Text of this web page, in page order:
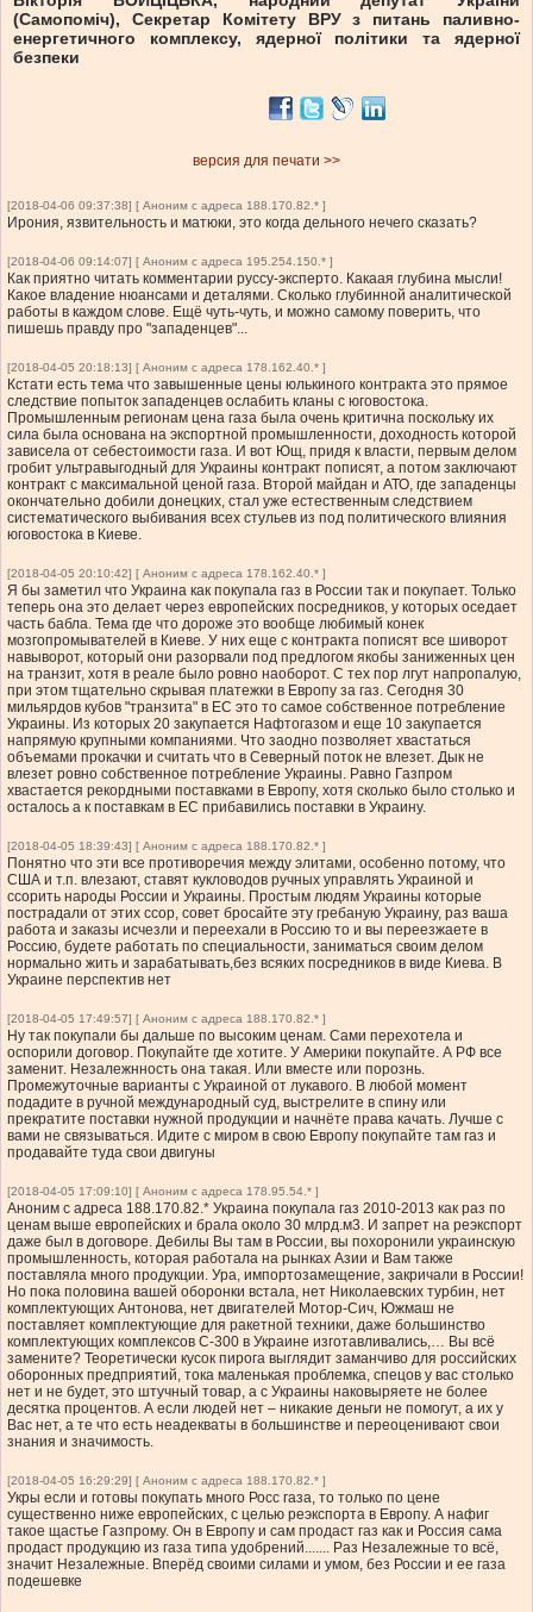
(Самопоміч), Секретар Комітету ВРУ з питань паливно-
енергетичного комплексу, ядерної політики та ядерної
безпеки
версия для печати >>
[2018-04-06 09:37:38] [ Аноним с адреса 188.170.82.* ]
Ирония, язвительность и матюки, это когда дельного нечего сказать?
[2018-04-06 09:14:07] [ Аноним с адреса 195.254.150.* ]
Как приятно читать комментарии руссу-эксперто. Какаая глубина мысли!
Какое владение нюансами и деталями. Сколько глубинной аналитической
работы в каждом слове. Ещё чуть-чуть, и можно самому поверить, что
пишешь правду про "западенцев"...
[2018-04-05 20:18:13] [ Аноним с адреса 178.162.40.* ]
Кстати есть тема что завышенные цены юлькиного контракта это прямое
следствие попыток западенцев ослабить кланы с юговостока.
Промышленным регионам цена газа была очень критична поскольку их
сила была основана на экспортной промышленности, доходность которой
зависела от себестоимости газа. И вот Ющ, придя к власти, первым делом
гробит ультравыгодный для Украины контракт пописят, а потом заключают
контракт с максимальной ценой газа. Второй майдан и АТО, где западенцы
окончательно добили донецких, стал уже естественным следствием
систематического выбивания всех стульев из под политического влияния
юговостока в Киеве.
[2018-04-05 20:10:42] [ Аноним с адреса 178.162.40.* ]
Я бы заметил что Украина как покупала газ в России так и покупает. Только
теперь она это делает через европейских посредников, у которых оседает
часть бабла. Тема где что дороже это вообще любимый конек
мозгопромывателей в Киеве. У них еще с контракта пописят все шиворот
навыворот, который они разорвали под предлогом якобы заниженных цен
на транзит, хотя в реале было ровно наоборот. С тех пор лгут напропалую,
при этом тщательно скрывая платежки в Европу за газ. Сегодня 30
мильярдов кубов "транзита" в ЕС это то самое собственное потребление
Украины. Из которых 20 закупается Нафтогазом и еще 10 закупается
напрямую крупными компаниями. Что заодно позволяет хвастаться
объемами прокачки и считать что в Северный поток не влезет. Дык не
влезет ровно собственное потребление Украины. Равно Газпром
хвастается рекордными поставками в Европу, хотя сколько было столько и
осталось а к поставкам в ЕС прибавились поставки в Украину.
[2018-04-05 18:39:43] [ Аноним с адреса 188.170.82.* ]
Понятно что эти все противоречия между элитами, особенно потому, что
США и т.п. влезают, ставят кукловодов ручных управлять Украиной и
ссорить народы России и Украины. Простым людям Украины которые
пострадали от этих ссор, совет бросайте эту гребаную Украину, раз ваша
работа и заказы исчезли и переехали в Россию то и вы переезжаете в
Россию, будете работать по специальности, заниматься своим делом
нормально жить и зарабатывать,без всяких посредников в виде Киева. В
Украине перспектив нет
[2018-04-05 17:49:57] [ Аноним с адреса 188.170.82.* ]
Ну так покупали бы дальше по высоким ценам. Сами перехотела и
оспорили договор. Покупайте где хотите. У Америки покупайте. А РФ все
заменит. Незалежнность она такая. Или вместе или порознь.
Промежуточные варианты с Украиной от лукавого. В любой момент
подадите в ручной международный суд, выстрелите в спину или
прекратите поставки нужной продукции и начнёте права качать. Лучше с
вами не связываться. Идите с миром в свою Европу покупайте там газ и
продавайте туда свои двигуны
[2018-04-05 17:09:10] [ Аноним с адреса 178.95.54.* ]
Аноним с адреса 188.170.82.* Украина покупала газ 2010-2013 как раз по
ценам выше европейских и брала около 30 млрд.м3. И запрет на реэкспорт
даже был в договоре. Дебилы Вы там в России, вы похоронили украинскую
промышленность, которая работала на рынках Азии и Вам также
поставляла много продукции. Ура, импортозамещение, закричали в России!
Но пока половина вашей оборонки встала, нет Николаевских турбин, нет
комплектующих Антонова, нет двигателей Мотор-Сич, Южмаш не
поставляет комплектующие для ракетной техники, даже большинство
комплектующих комплексов С-300 в Украине изготавливались,… Вы всё
замените? Теоретически кусок пирога выглядит заманчиво для российских
оборонных предприятий, тока маленькая проблемка, спецов у вас столько
нет и не будет, это штучный товар, а с Украины наковыряете не более
десятка процентов. А если людей нет – никакие деньги не помогут, а их у
Вас нет, а те что есть неадекваты в большинстве и переоценивают свои
знания и значимость.
[2018-04-05 16:29:29] [ Аноним с адреса 188.170.82.* ]
Укры если и готовы покупать много Росс газа, то только по цене
существенно ниже европейских, с целью реэкспорта в Европу. А нафиг
такое щастье Газпрому. Он в Европу и сам продаст газ как и Россия сама
продаст продукцию из газа типа удобрений....... Раз Незалежные то всё,
значит Незалежные. Вперёд своими силами и умом, без России и ее газа
подешевке